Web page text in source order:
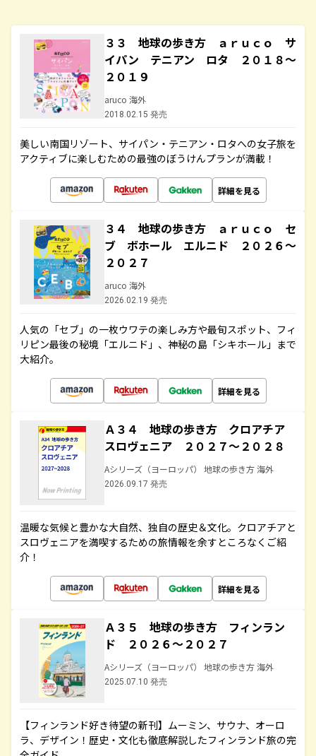
３３ 地球の歩き方 ａｒｕｃｏ サ
イパン テニアン ロタ ２０１８～
２０１９
aruco 海外
2018.02.15 発売
美しい南国リゾート、サイパン・テニアン・ロタへの女子旅を
アクティブに楽しむための最強のぼうけんプランが満載！
詳細を見る
３４ 地球の歩き方 ａｒｕｃｏ セ
ブ ボホール エルニド ２０２６～
２０２７
aruco 海外
2026.02.19 発売
人気の「セブ」の一枚ウワテの楽しみ方や最旬スポット、フィ
リピン最後の秘境「エルニド」、神秘の島「シキホール」まで
大紹介。
詳細を見る
Ａ３４ 地球の歩き方 クロアチア
スロヴェニア ２０２７～２０２８
Aシリーズ（ヨーロッパ） 地球の歩き方 海外
2026.09.17 発売
温暖な気候と豊かな大自然、独自の歴史＆文化。クロアチアと
スロヴェニアを満喫するための旅情報を余すところなくご紹
介！
詳細を見る
Ａ３５ 地球の歩き方 フィンラン
ド ２０２６～２０２７
Aシリーズ（ヨーロッパ） 地球の歩き方 海外
2025.07.10 発売
【フィンランド好き待望の新刊】ムーミン、サウナ、オーロ
ラ、デザイン！歴史・文化も徹底解説したフィンランド旅の完